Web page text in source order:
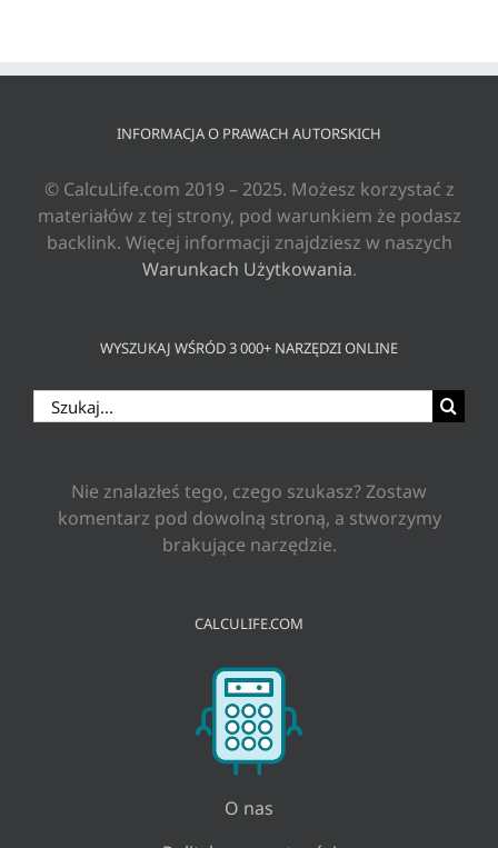
INFORMACJA O PRAWACH AUTORSKICH
© CalcuLife.com 2019 – 2025. Możesz korzystać z
materiałów z tej strony, pod warunkiem że podasz
backlink. Więcej informacji znajdziesz w naszych
Warunkach Użytkowania.
WYSZUKAJ WŚRÓD 3 000+ NARZĘDZI ONLINE
Szukaj
Nie znalazłeś tego, czego szukasz? Zostaw
komentarz pod dowolną stroną, a stworzymy
brakujące narzędzie.
CALCULIFE.COM
O nas